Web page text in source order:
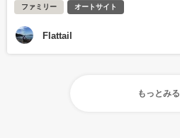
ファミリー オートサイト
Flattail
もっとみる